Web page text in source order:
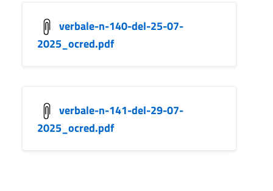
verbale-n-140-del-25-07-
2025_ocred.pdf
verbale-n-141-del-29-07-
2025_ocred.pdf